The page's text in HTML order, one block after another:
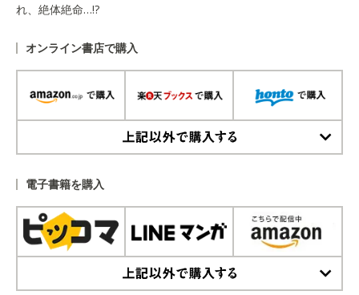
れ、絶体絶命…!?
オンライン書店で購入
電子書籍を購入